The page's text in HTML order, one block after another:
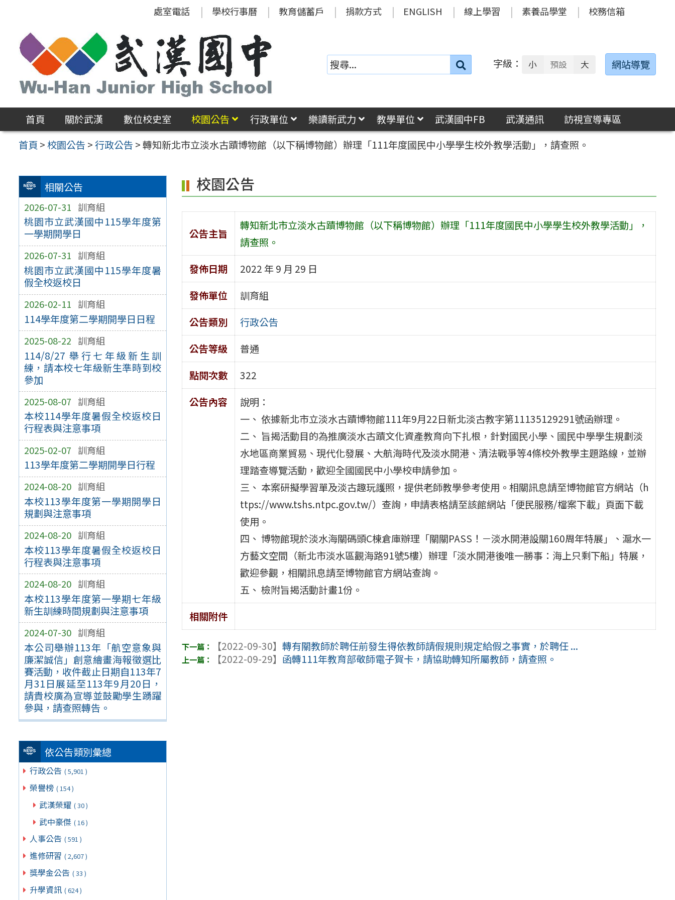
區
處室電話 學校行事曆 教育儲蓄戶 捐款方式 ENGLISH 線上學習 素養品學堂 校務信箱
搜
字級： 小 預設 大 網站導覽
首頁 關於武漢 數位校史室 校園公告 行政單位 樂讀新武力 教學單位 武漢國中FB 武漢通訊
訪視宣導專區
首頁 >校園公告 >行政公告 >轉知新北市立淡水古蹟博物館（以下稱博物館）辦理「111年度國民中小學學生校外教學活動」，請查照。
相關公告
2026-07-31 訓育組
桃園市立武漢國中115學年度第
一學期開學日
2026-07-31 訓育組
桃園市立武漢國中115學年度暑
假全校返校日
2026-02-11 訓育組
114學年度第二學期開學日日程
2025-08-22 訓育組
114/8/27 舉行七年級新生訓
練，請本校七年級新生準時到校
參加
2025-08-07 訓育組
本校114學年度暑假全校返校日
行程表與注意事項
2025-02-07 訓育組
113學年度第二學期開學日行程
2024-08-20 訓育組
本校113學年度第一學期開學日
規劃與注意事項
2024-08-20 訓育組
本校113學年度暑假全校返校日
行程表與注意事項
2024-08-20 訓育組
本校113學年度第一學期七年級
新生訓練時間規劃與注意事項
2024-07-30 訓育組
本公司舉辦113年「航空意象與
廉潔誠信」創意繪畫海報徵選比
賽活動，收件截止日期自113年7
月31日展延至113年9月20日，
請貴校廣為宣導並鼓勵學生踴躍
參與，請查照轉告。
依公告類別彙總
行政公告 ( 5,901 )
榮譽榜 ( 154 )
武漢榮耀 ( 30 )
武中豪傑 ( 16 )
人事公告 ( 591 )
進修研習 ( 2,607 )
獎學金公告 ( 33 )
升學資訊 ( 624 )
校園公告
公告主旨
轉知新北市立淡水古蹟博物館（以下稱博物館）辦理「111年度國民中小學學生校外教學活動」，
請查照。
發佈日期
2022 年 9 月 29 日
發佈單位
訓育組
公告類別
行政公告
公告等級
普通
點閱次數
322
公告內容
說明：
一、 依據新北市立淡水古蹟博物館111年9月22日新北淡古教字第11135129291號函辦理。
二、 旨揭活動目的為推廣淡水古蹟文化資產教育向下扎根，針對國民小學、國民中學學生規劃淡
水地區商業貿易、現代化發展、大航海時代及淡水開港、清法戰爭等4條校外教學主題路線，並辦
理踏查導覽活動，歡迎全國國民中小學校申請參加。
三、 本案研擬學習單及淡古趣玩護照，提供老師教學參考使用。相關訊息請至博物館官方網站（h
ttps://www.tshs.ntpc.gov.tw/）查詢，申請表格請至該館網站「便民服務/檔案下載」頁面下載
使用。
四、 博物館現於淡水海關碼頭C棟倉庫辦理「關關PASS！－淡水開港設關160周年特展」、滬水一
方藝文空間（新北市淡水區觀海路91號5樓）辦理「淡水開港後唯一勝事：海上只剩下船」特展，
歡迎參觀，相關訊息請至博物館官方網站查詢。
五、 檢附旨揭活動計畫1份。
相關附件
【2022-09-30】轉有關教師於聘任前發生得依教師請假規則規定給假之事實，於聘任 ...
【2022-09-29】 函轉111年教育部敬師電子賀卡，請協助轉知所屬教師，請查照。